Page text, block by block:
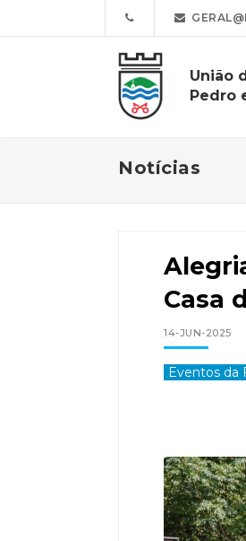
União
Pedro
Notícias
Casa
14-JUN-2025
Eventos da